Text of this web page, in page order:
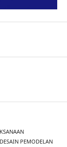
PEMODELAN